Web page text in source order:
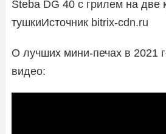
Steba DG 40 с грилем на две
тушкиИсточник bitrix-cdn.ru
О лучших мини-печах в 2021
видео: